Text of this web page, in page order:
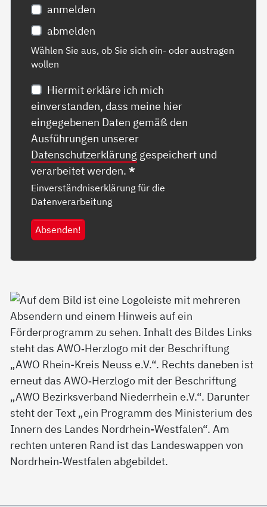
anmelden
abmelden
Wählen Sie aus, ob Sie sich ein- oder austragen
wollen
Hiermit erkläre ich mich
einverstanden, dass meine hier
eingegebenen Daten gemäß den
Ausführungen unserer
Datenschutzerklärung gespeichert und
verarbeitet werden.*
Einverständniserklärung für die
Datenverarbeitung
Absenden!